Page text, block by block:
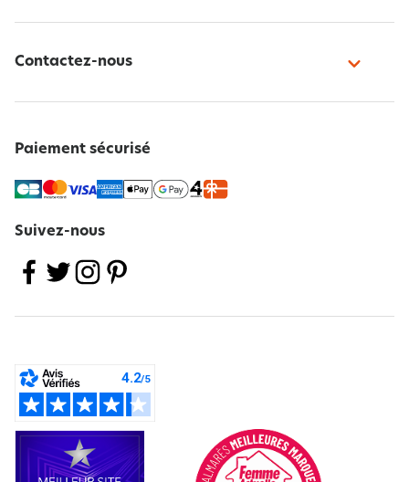
Contactez-nous
Paiement sécurisé
Suivez-nous